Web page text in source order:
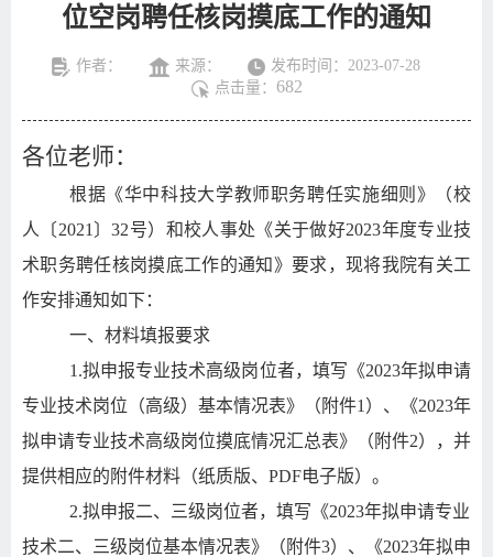
位空岗聘任核岗摸底工作的通知
作者： 来源：
发布时间：2023-07-28
点击量： 682
各位老师：
根据《华中科技大学教师职务聘任实施细则》（校
人〔2021 〕32号）和校人事处《关于做好2023年度专业技
术职务聘任核岗摸底工作的通知》要求，现将我院有关工
作安排通知如下：
一、材料填报要求
1.拟申报专业技术高级岗位者，填写《2023年拟申请
专业技术岗位（高级）基本情况表》（附件1 ）、《2023年
拟申请专业技术高级岗位摸底情况汇总表》（附件2），并
提供相应的附件材料（纸质版、 PDF电子版）。
2.拟申报二、三级岗位者，填写《2023年拟申请专业
技术二、三级岗位基本情况表》（附件3）、《2023年拟申